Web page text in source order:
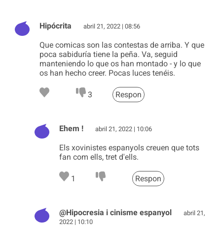
Hipócrita abril 21, 2022 | 08:56
Que comicas son las contestas de arriba. Y que
poca sabiduría tiene la peña. Va, seguid
manteniendo lo que os han montado - y lo que
os han hecho creer. Pocas luces tenéis.
3 Respon
Ehem ! abril 21, 2022 | 10:06
Els xovinistes espanyols creuen que tots
fan com ells, tret d'ells.
1 Respon
@Hipocresia i cinisme espanyol
abril 21,
2022 | 10:10